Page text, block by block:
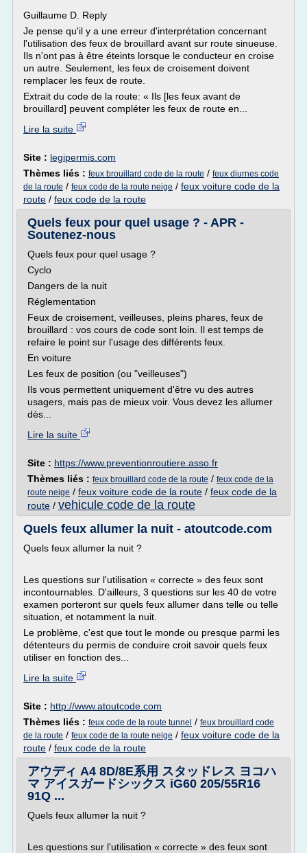
Guillaume D. Reply
Je pense qu'il y a une erreur d'interprétation concernant
l'utilisation des feux de brouillard avant sur route sinueuse.
Ils n'ont pas à être éteints lorsque le conducteur en croise
un autre. Seulement, les feux de croisement doivent
remplacer les feux de route.
Extrait du code de la route: « Ils [les feux avant de
brouillard] peuvent compléter les feux de route en...
Lire la suite
Site : legipermis.com
Thèmes liés : feux brouillard code de la route / feux diurnes code
de la route / feux code de la route neige / feux voiture code de la
route / feux code de la route
Quels feux pour quel usage ? - APR -
Soutenez-nous
Quels feux pour quel usage ?
Cyclo
Dangers de la nuit
Réglementation
Feux de croisement, veilleuses, pleins phares, feux de
brouillard : vos cours de code sont loin. Il est temps de
refaire le point sur l'usage des différents feux.
En voiture
Les feux de position (ou "veilleuses")
Ils vous permettent uniquement d'être vu des autres
usagers, mais pas de mieux voir. Vous devez les allumer
dès...
Lire la suite
Site : https://www.preventionroutiere.asso.fr
Thèmes liés : feux brouillard code de la route / feux code de la
route neige / feux voiture code de la route / feux code de la
route / vehicule code de la route
Quels feux allumer la nuit - atoutcode.com
Quels feux allumer la nuit ?
Les questions sur l'utilisation « correcte » des feux sont
incontournables. D'ailleurs, 3 questions sur les 40 de votre
examen porteront sur quels feux allumer dans telle ou telle
situation, et notamment la nuit.
Le problème, c'est que tout le monde ou presque parmi les
détenteurs du permis de conduire croit savoir quels feux
utiliser en fonction des...
Lire la suite
Site : http://www.atoutcode.com
Thèmes liés : feux code de la route tunnel / feux brouillard code
de la route / feux code de la route neige / feux voiture code de la
route / feux code de la route
アウディ A4 8D/8E系用 スタッドレス ヨコハ
マ アイスガードシックス iG60 205/55R16
91Q ...
Quels feux allumer la nuit ?
Les questions sur l'utilisation « correcte » des feux sont